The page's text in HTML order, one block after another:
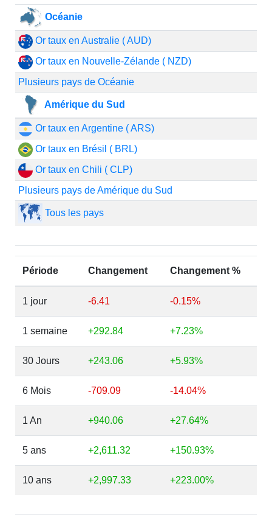
Océanie
Or taux en Australie ( AUD)
Or taux en Nouvelle-Zélande ( NZD)
Plusieurs pays de Océanie
Amérique du Sud
Or taux en Argentine ( ARS)
Or taux en Brésil ( BRL)
Or taux en Chili ( CLP)
Plusieurs pays de Amérique du Sud
Tous les pays
Période Changement Changement %
1 jour -6.41 -0.15%
1 semaine +292.84 +7.23%
30 Jours +243.06 +5.93%
6 Mois -709.09 -14.04%
1 An +940.06 +27.64%
5 ans +2,611.32 +150.93%
10 ans +2,997.33 +223.00%